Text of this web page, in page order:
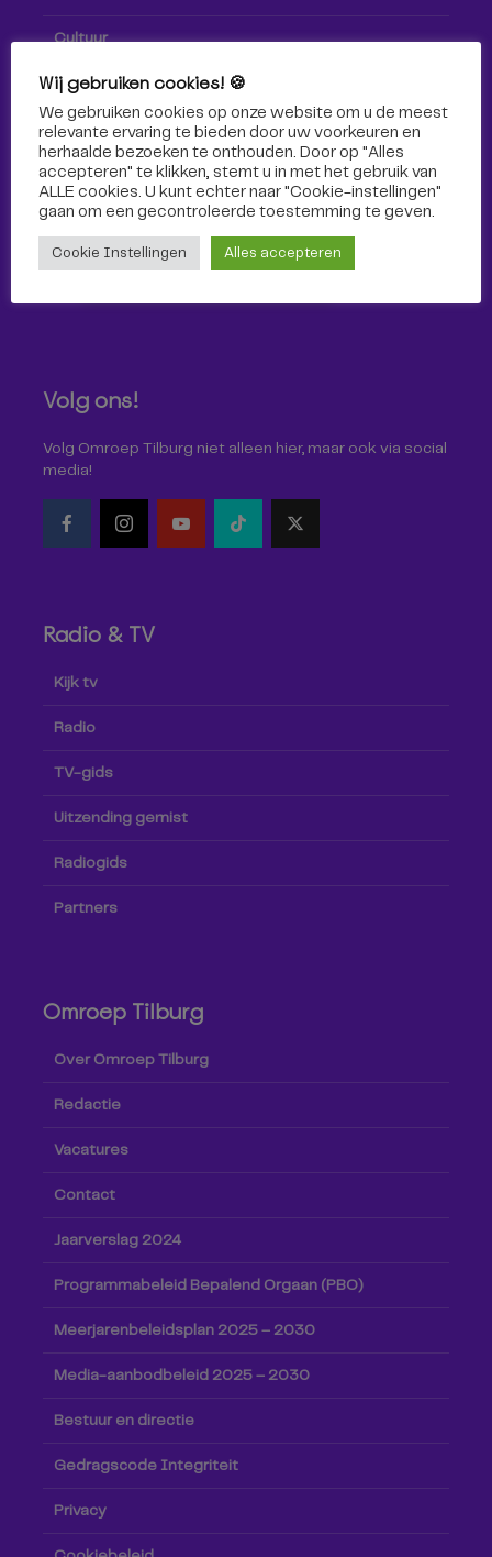
Cultuur
Sport
Volg ons!
Volg Omroep Tilburg niet alleen hier, maar ook via social
media!
Radio & TV
Kijk tv
Radio
TV-gids
Uitzending gemist
Radiogids
Partners
Omroep Tilburg
Over Omroep Tilburg
Redactie
Vacatures
Contact
Jaarverslag 2024
Programmabeleid Bepalend Orgaan (PBO)
Meerjarenbeleidsplan 2025 – 2030
Media-aanbodbeleid 2025 – 2030
Bestuur en directie
Gedragscode Integriteit
Privacy
Wij gebruiken cookies! 🍪
We gebruiken cookies op onze website om u de meest
relevante ervaring te bieden door uw voorkeuren en
herhaalde bezoeken te onthouden. Door op "Alles
accepteren" te klikken, stemt u in met het gebruik van
ALLE cookies. U kunt echter naar "Cookie-instellingen"
gaan om een ​​gecontroleerde toestemming te geven.
Cookie Instellingen Alles accepteren